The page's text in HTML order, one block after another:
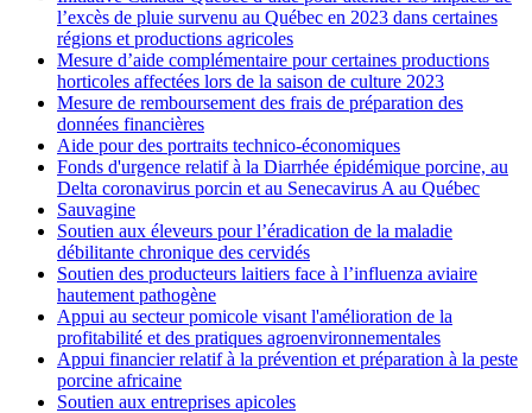
l’excès de pluie survenu au Québec en 2023 dans certaines
régions et productions agricoles
Mesure d’aide complémentaire pour certaines productions
horticoles affectées lors de la saison de culture 2023
Mesure de remboursement des frais de préparation des
données financières
Aide pour des portraits technico-économiques
Fonds d'urgence relatif à la Diarrhée épidémique porcine, au
Delta coronavirus porcin et au Senecavirus A au Québec
Sauvagine
Soutien aux éleveurs pour l’éradication de la maladie
débilitante chronique des cervidés
Soutien des producteurs laitiers face à l’influenza aviaire
hautement pathogène
Appui au secteur pomicole visant l'amélioration de la
profitabilité et des pratiques agroenvironnementales
Appui financier relatif à la prévention et préparation à la peste
porcine africaine
Soutien aux entreprises apicoles